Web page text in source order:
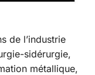
de l’industrie
sidérurgie,
métallique,